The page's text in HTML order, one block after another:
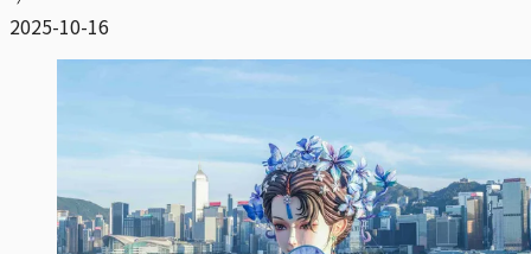
2025-10-16